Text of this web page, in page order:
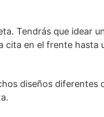
Tendrás que idear
cita en el frente hasta
diseños diferentes